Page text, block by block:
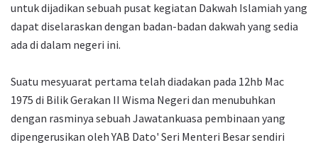
untuk dijadikan sebuah pusat kegiatan Dakwah Islamiah yang
dapat diselaraskan dengan badan-badan dakwah yang sedia
ada di dalam negeri ini.
Suatu mesyuarat pertama telah diadakan pada 12hb Mac
1975 di Bilik Gerakan II Wisma Negeri dan menubuhkan
dengan rasminya sebuah Jawatankuasa pembinaan yang
dipengerusikan oleh YAB Dato' Seri Menteri Besar sendiri